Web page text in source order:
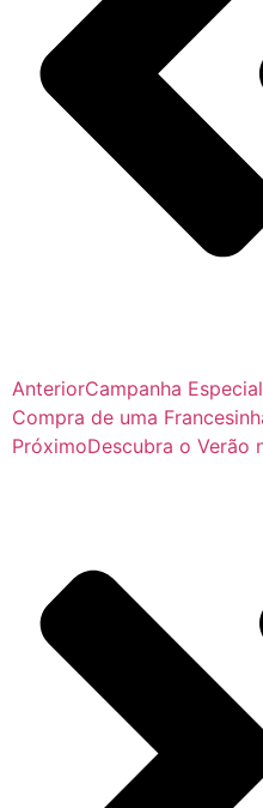
AnteriorCampanha
Compra de uma
PróximoDescubra o Verão